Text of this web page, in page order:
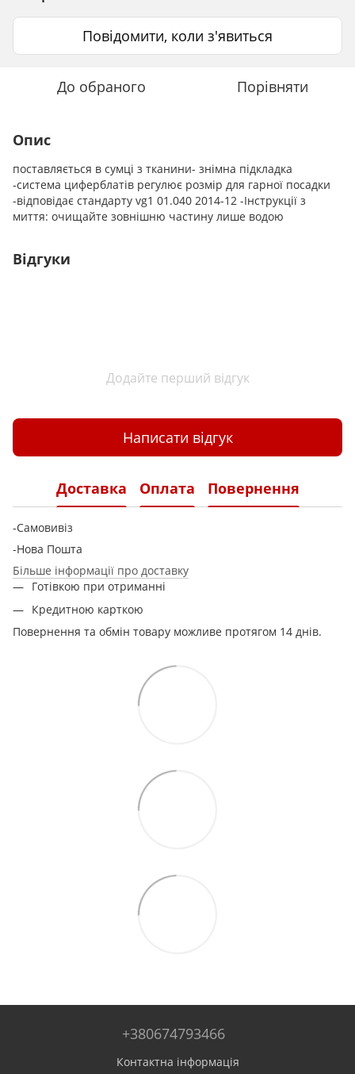
Повідомити, коли з'явиться
До обраного Порівняти
Опис
поставляється в сумці з тканини- знімна підкладка
-система циферблатів регулює розмір для гарної посадки
-відповідає стандарту vg1 01.040 2014-12 -Інструкції з
миття: очищайте зовнішню частину лише водою
Відгуки
Додайте перший відгук
Написати відгук
Доставка Оплата Повернення
-Самовивіз
-Нова Пошта
Більше інформації про доставку
Готівкою при отриманні
Кредитною карткою
Повернення та обмін товару можливе протягом 14 днів.
+380674793466
Контактна інформація